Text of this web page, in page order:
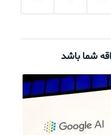
شما باشد